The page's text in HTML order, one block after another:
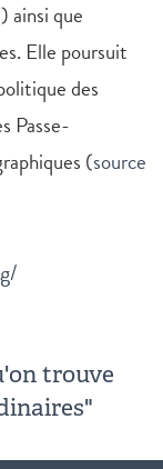
ainsi que
Elle poursuit
des
Passe-
(source
trouve